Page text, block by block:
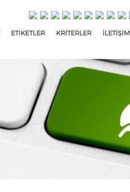
ETİKETLER KRİTERLER İLETİŞİM